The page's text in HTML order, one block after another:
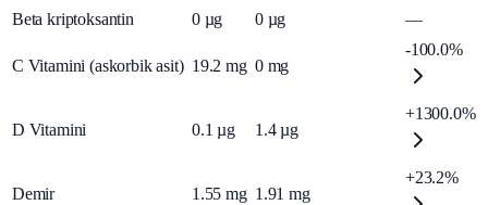
Beta kriptoksantin
0 µg 0 µg —
C Vitamini (askorbik asit) 19.2 mg 0 mg
-100.0%
D Vitamini 0.1 µg 1.4 µg
+1300.0%
Demir 1.55 mg 1.91 mg
+23.2%